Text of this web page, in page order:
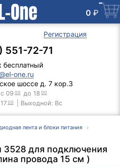
0 ₽
Регистрация
551-72-71
бесплатный
one.ru
шоссе д. 7 кор.3
09 00 до 18 00
00 | Выходной: Вс
лента и блоки питания
3528 для подключения
провода 15 см )